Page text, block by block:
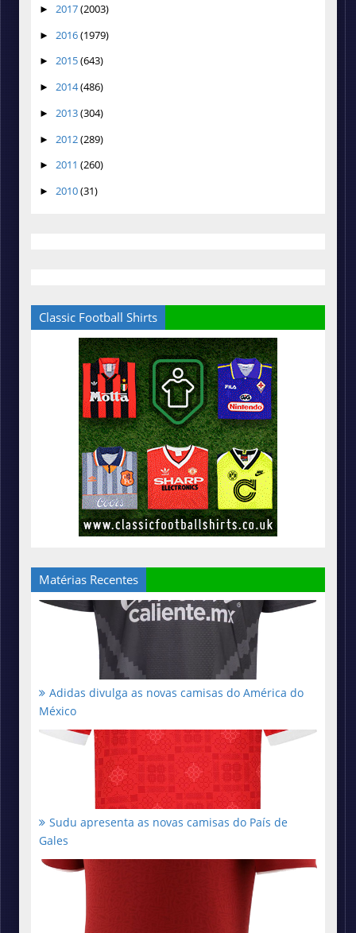
► 2017(2003)
► 2016(1979)
► 2015(643)
► 2014(486)
► 2013(304)
► 2012(289)
► 2011 (260)
► 2010(31)
Classic Football Shirts
Matérias Recentes
Adidas divulga as novas camisas do América do
México
Sudu apresenta as novas camisas do País de
Gales